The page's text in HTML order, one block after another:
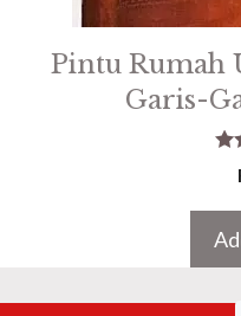
Pintu Rumah
Garis-